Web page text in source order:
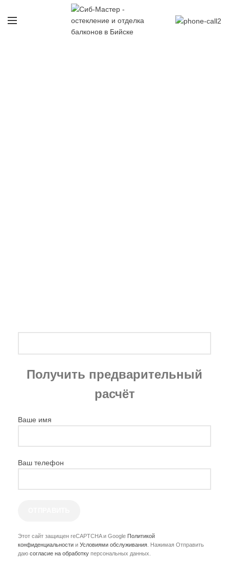
Получить предварительный
расчёт
Ваше имя
Ваш телефон
Этот сайт защищен reCAPTCHA и Google Политикой
конфиденциальности и Условиями обслуживания . Нажимая Отправить
даю согласие на обработку персональных данных.